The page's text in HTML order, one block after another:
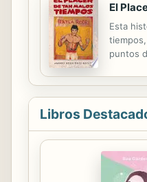
El
Esta
puntos
Libros